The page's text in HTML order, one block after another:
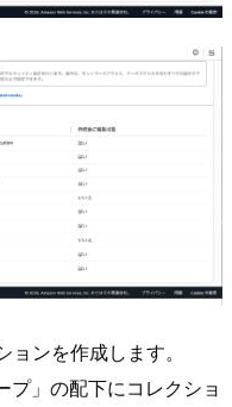
ンを作成します。
プ」の配下にコレクショ